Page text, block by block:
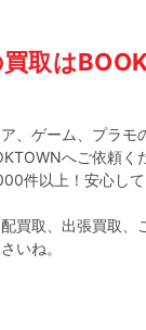
取は
、ゲーム、プラモ
へご依頼く
件以上！安心し
買取、出張買取、
いね。